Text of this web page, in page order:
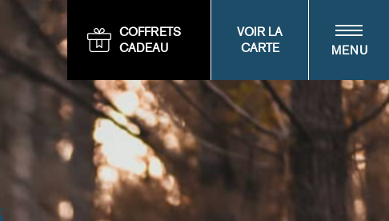
COFFRETS
CADEAU
VOIR LA
CARTE
MENU